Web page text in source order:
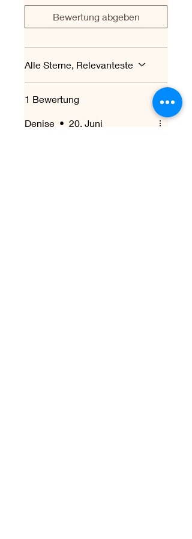
Bewertung abgeben
Alle Sterne, Relevanteste
1 Bewertung
Denise • 20. Juni